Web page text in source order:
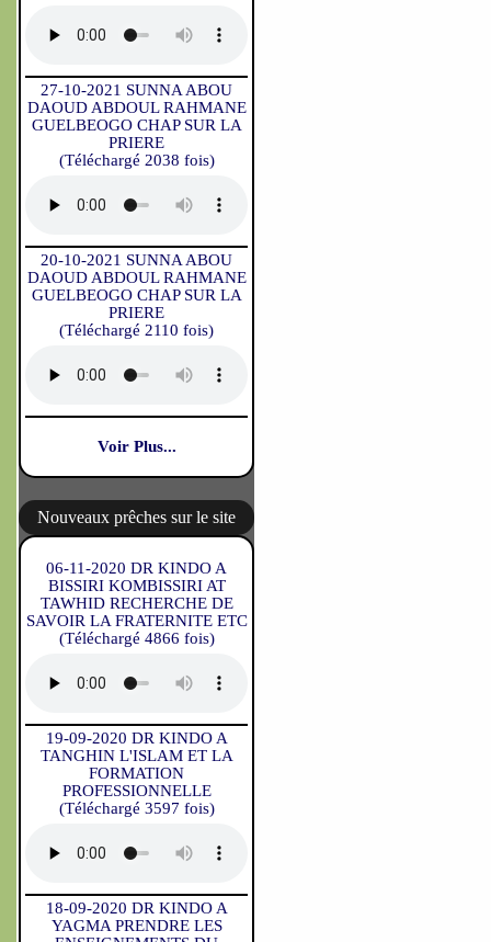
27-10-2021 SUNNA ABOU
DAOUD ABDOUL RAHMANE
GUELBEOGO CHAP SUR LA
PRIERE
(Téléchargé 2038 fois)
20-10-2021 SUNNA ABOU
DAOUD ABDOUL RAHMANE
GUELBEOGO CHAP SUR LA
PRIERE
(Téléchargé 2110 fois)
Voir Plus...
Nouveaux prêches sur le site
06-11-2020 DR KINDO A
BISSIRI KOMBISSIRI AT
TAWHID RECHERCHE DE
SAVOIR LA FRATERNITE ETC
(Téléchargé 4866 fois)
19-09-2020 DR KINDO A
TANGHIN L'ISLAM ET LA
FORMATION
PROFESSIONNELLE
(Téléchargé 3597 fois)
18-09-2020 DR KINDO A
YAGMA PRENDRE LES